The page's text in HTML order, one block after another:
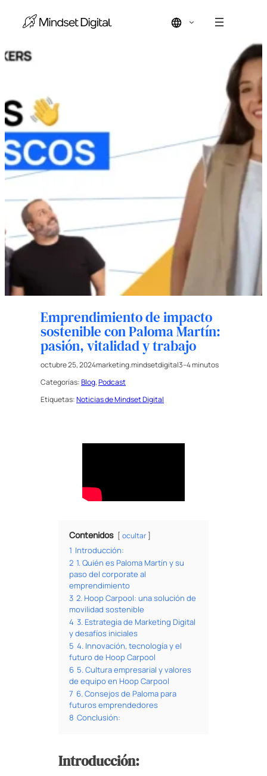
Emprendimiento de impacto
sostenible con Paloma Martín:
pasión, vitalidad y trabajo
octubre 25, 2024marketing.mindsetdigital3–4 minutos
Categorías:Blog, Podcast
Etiquetas:Noticias de Mindset Digital
Contenidos ocultar
1 Introducción:
2 1. Quién es Paloma Martín y su
paso del corporate al
emprendimiento
3 2. Hoop Carpool: una solución de
movilidad sostenible
4 3. Estrategia de Marketing Digital
y desafíos iniciales
5 4. Innovación, tecnología y el
futuro de Hoop Carpool
6 5. Cultura empresarial y valores
de equipo en Hoop Carpool
7 6. Consejos de Paloma para
futuros emprendedores
8 Conclusión:
Introducción: